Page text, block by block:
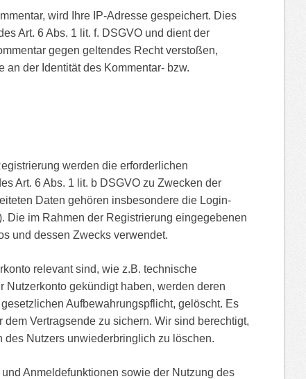
wird Ihre IP-Adresse gespeichert. Dies
Art. 6 Abs. 1 lit. f. DSGVO und dient der
gegen geltendes Recht verstoßen,
der Identität des Kommentar- bzw.
werden die erforderlichen
Art. 6 Abs. 1 lit. b DSGVO zu Zwecken der
Daten gehören insbesondere die Login-
Die im Rahmen der Registrierung eingegebenen
und dessen Zwecks verwendet.
relevant sind, wie z.B. technische
Nutzerkonto gekündigt haben, werden deren
Aufbewahrungspflicht, gelöscht. Es
Vertragsende zu sichern. Wir sind berechtigt,
Nutzers unwiederbringlich zu löschen.
Anmeldefunktionen sowie der Nutzung des